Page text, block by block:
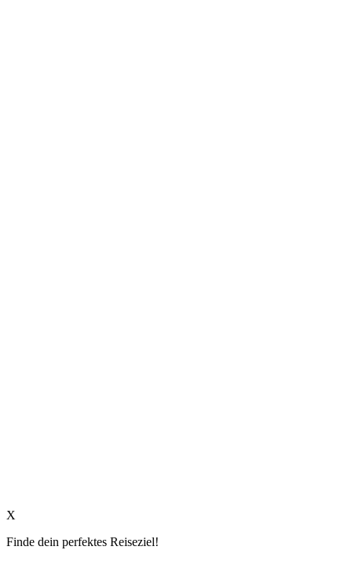
X
Finde dein perfektes Reiseziel!